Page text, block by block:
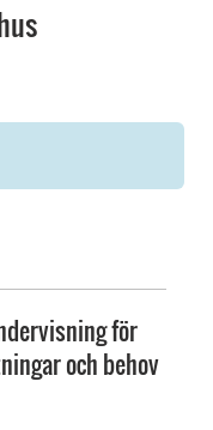
för
och behov